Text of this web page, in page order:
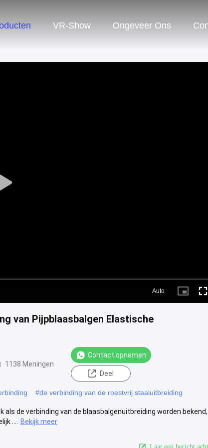
VR-Show Ongeveer Ons
Play
Auto
Picture-
van Pijpblaasbalgen Elastische
1138 Meningen
Contact opnemen
Deel
#de verbinding van de roestvrij staaluitbreiding
als de verbinding van de blaasbalgenuitbreiding worden
....
Bekijk meer
Laat een bericht